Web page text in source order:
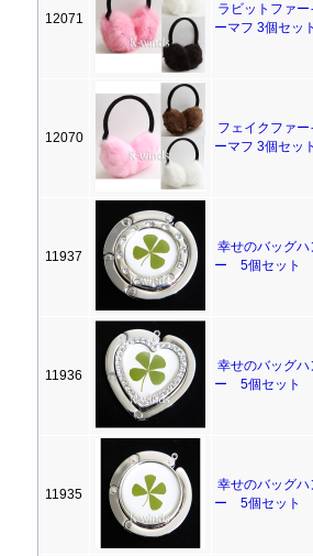
12071
ラビットファー
ーマフ 3個セッ
12070
フェイクファー
ーマフ 3個セッ
11937
幸せのバッグハ
ー 5個セット
11936
幸せのバッグハ
ー 5個セット
11935
幸せのバッグハ
ー 5個セット